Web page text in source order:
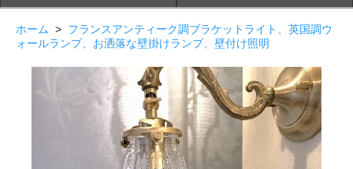
ホーム > フランスアンティーク調ブラケットライト、英国調ウ
ォールランプ、お洒落な壁掛けランプ、壁付け照明